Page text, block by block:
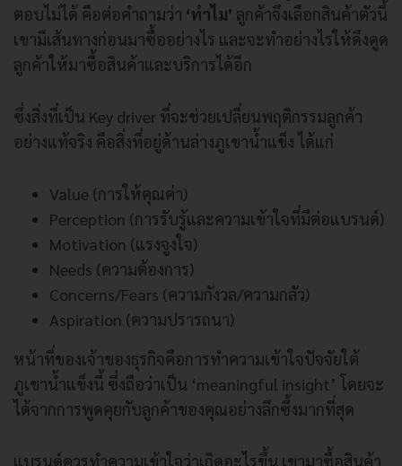
ตอบไม่ได้ คือต่อคำถามว่า ‘ทำไม’ ลูกค้าจึงเลือกสินค้าตัวนี้
เขามีเส้นทางก่อนมาซื้ออย่างไร และจะทำอย่างไรให้ดึงดูด
ลูกค้าให้มาซื้อสินค้าและบริการได้อีก
ซึ่งสิ่งที่เป็น Key driver ที่จะช่วยเปลี่ยนพฤติกรรมลูกค้า
อย่างแท้จริง คือสิ่งที่อยู่ด้านล่างภูเขาน้ำแข็ง ได้แก่
Value (การให้คุณค่า)
Perception (การรับรู้และความเข้าใจที่มีต่อแบรนด์)
Motivation (แรงจูงใจ)
Needs (ความต้องการ)
Concerns/Fears (ความกังวล/ความกลัว)
Aspiration (ความปรารถนา)
หน้าที่ของเจ้าของธุรกิจคือการทำความเข้าใจปัจจัยใต้
ภูเขาน้ำแข็งนี้ ซึ่งถือว่าเป็น ‘meaningful insight’ โดยจะ
ได้จากการพูดคุยกับลูกค้าของคุณอย่างลึกซึ้งมากที่สุด
แบรนด์ควรทำความเข้าใจว่าเกิดอะไรขึ้น เขามาซื้อสินค้า